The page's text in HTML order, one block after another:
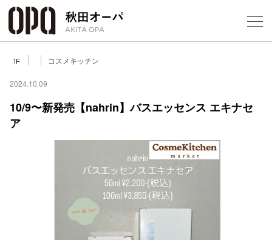
1F コスメキッチン
2024.10.09
10/9〜新発売【nahrin】バスエッセンス エキナセ
ア